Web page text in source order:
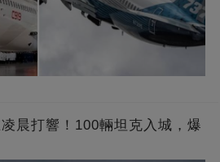
晨打響！100輛坦克入城，爆